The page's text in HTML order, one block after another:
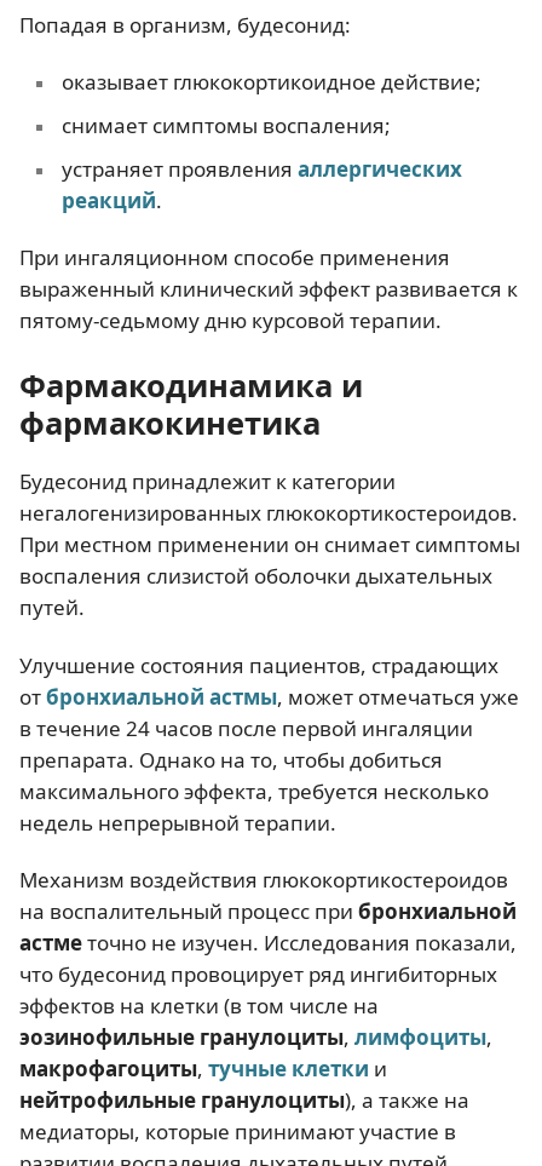
Попадая в организм, будесонид:
оказывает глюкокортикоидное действие;
снимает симптомы воспаления;
устраняет проявления аллергических
реакций.
При ингаляционном способе применения
выраженный клинический эффект развивается к
пятому-седьмому дню курсовой терапии.
Фармакодинамика и
фармакокинетика
Будесонид принадлежит к категории
негалогенизированных глюкокортикостероидов.
При местном применении он снимает симптомы
воспаления слизистой оболочки дыхательных
путей.
Улучшение состояния пациентов, страдающих
отбронхиальной астмы, может отмечаться уже
в течение 24 часов после первой ингаляции
препарата. Однако на то, чтобы добиться
максимального эффекта, требуется несколько
недель непрерывной терапии.
Механизм воздействия глюкокортикостероидов
на воспалительный процесс при бронхиальной
астметочно не изучен. Исследования показали,
что будесонид провоцирует ряд ингибиторных
эффектов на клетки (в том числе на
эозинофильные гранулоциты, лимфоциты,
макрофагоциты, тучные клетки и
нейтрофильные гранулоциты), а также на
медиаторы, которые принимают участие в